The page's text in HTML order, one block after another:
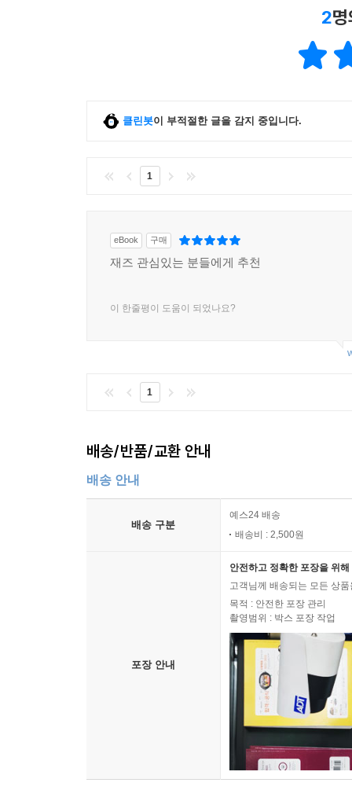
2
클린봇이 부적절한 글을 감지 중입니다.
1
eBook 구매
재즈 관심있는 분들에게 추천
이 한줄평이 도움이 되었나요?
1
배송/반품/교환 안내
배송 안내
배송 구분
예스24 배송
배송비 : 2,500원
포장 안내
안전하고 정확한 포장을 위
고객님께 배송되는 모든 상
목적 : 안전한 포장 관리
촬영범위 : 박스 포장 작업